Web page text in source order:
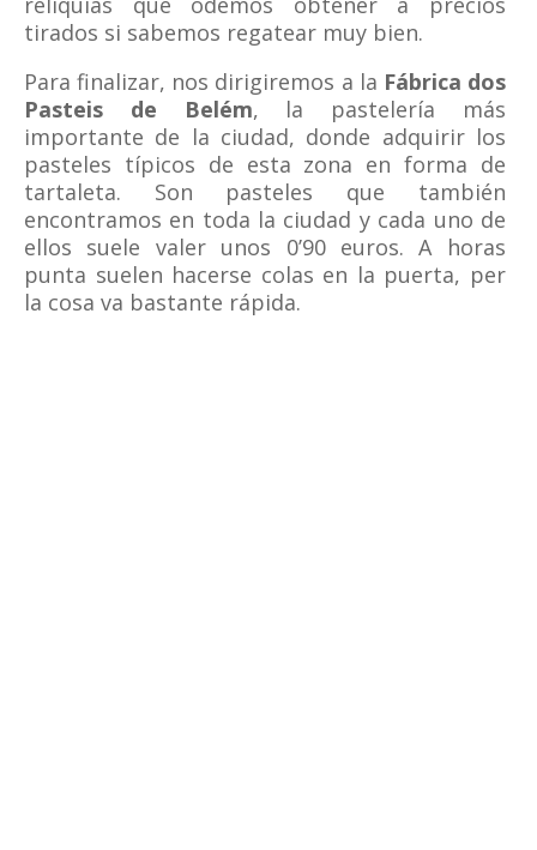
tirados si sabemos regatear muy bien.
Para finalizar, nos dirigiremos a la Fábrica dos
Pasteis de Belém, la pastelería más
importante de la ciudad, donde adquirir los
pasteles típicos de esta zona en forma de
tartaleta. Son pasteles que también
encontramos en toda la ciudad y cada uno de
ellos suele valer unos 0’90 euros. A horas
punta suelen hacerse colas en la puerta, per
la cosa va bastante rápida.